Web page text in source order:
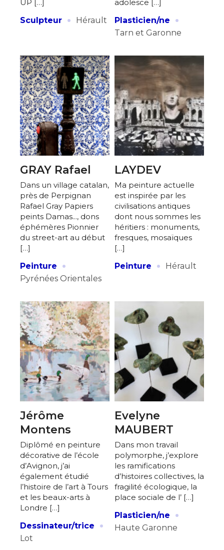
UP […]
Sculpteur · Hérault
adolesce […]
Plasticien/ne
·
Tarn et Garonne
GRAY Rafael
Dans un village catalan,
près de Perpignan
Rafael Gray Papiers
peints Damas..., dons
éphémères Pionnier
du street-art au début
[…]
Peinture
·
Pyrénées Orientales
LAYDEV
Ma peinture actuelle
est inspirée par les
civilisations antiques
dont nous sommes les
héritiers : monuments,
fresques, mosaïques
[…]
Peinture
· Hérault
Jérôme
Montens
Diplômé en peinture
décorative de l’école
d’Avignon, j’ai
également étudié
l’histoire de l’art à Tours
et les beaux-arts à
Londre […]
Dessinateur/trice
·
Lot
Evelyne
MAUBERT
Dans mon travail
polymorphe, j’explore
les ramifications
d’histoires collectives, la
fragilité écologique, la
place sociale de l’ […]
Plasticien/ne
·
Haute Garonne